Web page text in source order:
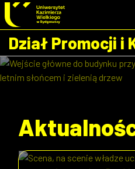
Przejdź do wyszukiwarki
Przejdź do treści
Przejdź do stopki - Kontakt
Dział Promocji i